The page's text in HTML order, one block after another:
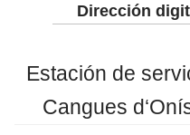
Dirección
Estación de
Cangues